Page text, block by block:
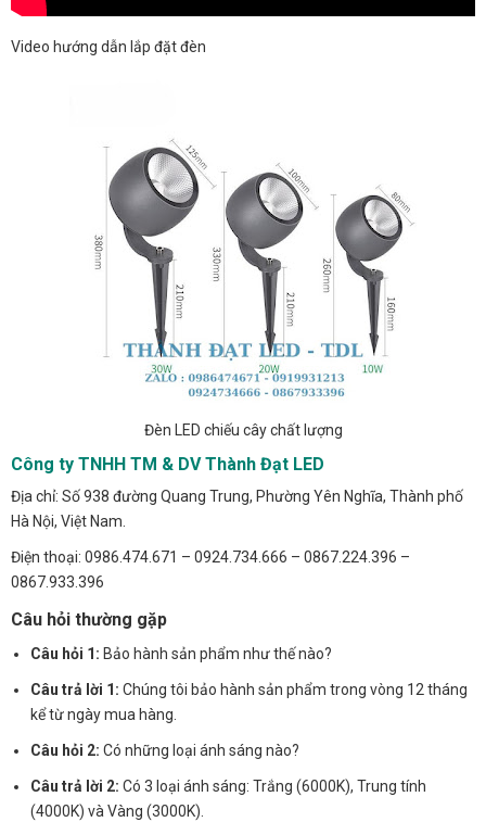
Video hướng dẫn lắp đặt đèn
Đèn LED chiếu cây chất lượng
Công ty TNHH TM & DV Thành Đạt LED
Địa chỉ: Số 938 đường Quang Trung, Phường Yên Nghĩa, Thành phố
Hà Nội, Việt Nam.
Điện thoại: 0986.474.671 – 0924.734.666 – 0867.224.396 –
0867.933.396
Câu hỏi thường gặp
Câu hỏi 1: Bảo hành sản phẩm như thế nào?
Câu trả lời 1: Chúng tôi bảo hành sản phẩm trong vòng 12 tháng
kể từ ngày mua hàng.
Câu hỏi 2: Có những loại ánh sáng nào?
Câu trả lời 2: Có 3 loại ánh sáng: Trắng (6000K), Trung tính
(4000K) và Vàng (3000K).